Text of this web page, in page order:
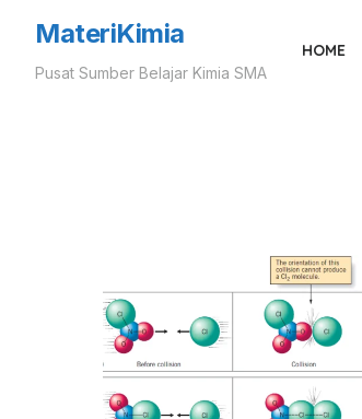
MateriKimia
Pusat Sumber Belajar Kimia SMA
HOME